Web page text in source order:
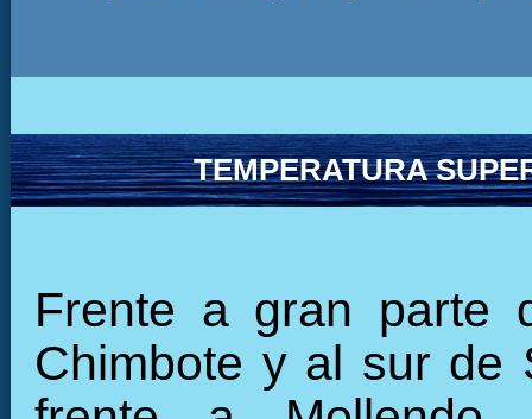
TEMPERATURA
Frente a gran parte
Chimbote y al sur de